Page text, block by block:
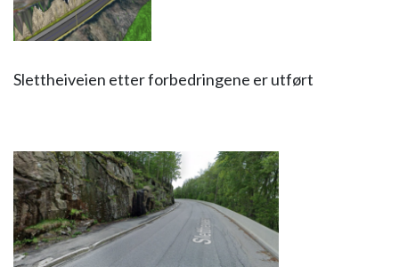
Slettheiveien etter forbedringene er utført